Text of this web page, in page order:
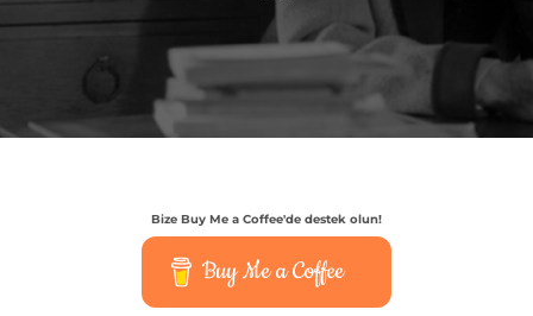
Bize Buy Me a Coffee'de destek olun!
Buy Me a Coffee